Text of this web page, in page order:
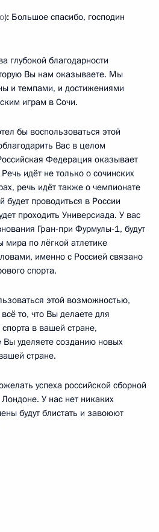
): Большое спасибо, господин
глубокой благодарности
Вы нам оказываете. Мы
и темпами, и достижениями
играм в Сочи.
бы воспользоваться этой
Вас в целом
Федерация оказывает
идёт не только о сочинских
речь идёт также о чемпионате
будет проводиться в России
проходить Универсиада. У вас
Гран-при Фурмулы-1, будут
мира по лёгкой атлетике
именно с Россией связано
спорта.
этой возможностью,
то, что Вы делаете для
в вашей стране,
Вы уделяете созданию новых
стране.
успеха российской сборной
У нас нет никаких
будут блистать и завоюют